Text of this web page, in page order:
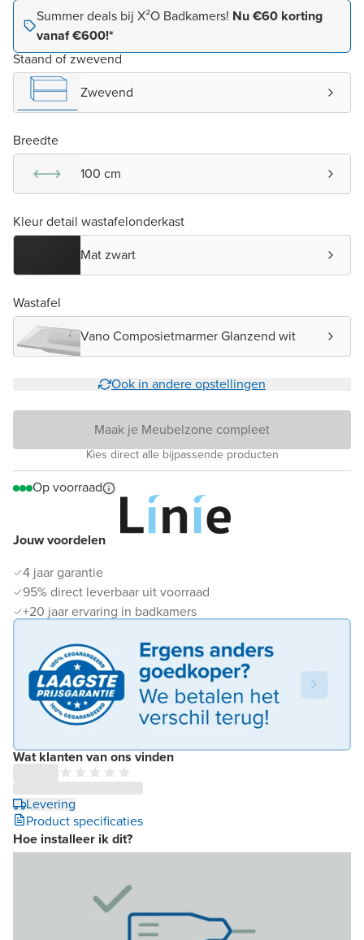
Jouw voordelen
4 jaar garantie
95% direct leverbaar uit voorraad
+20 jaar ervaring in badkamers
Wat klanten van ons vinden
Levering
Product specificaties
Hoe installeer ik dit?
Summer deals bij X²O Badkamers! Nu €60 korting
vanaf €600!*
Staand of zwevend
Zwevend
Breedte
100 cm
Kleur detail wastafelonderkast
Mat zwart
Wastafel
Vano Composietmarmer Glanzend wit
Ook in andere opstellingen
Maak je Meubelzone compleet
Kies direct alle bijpassende producten
Op voorraad